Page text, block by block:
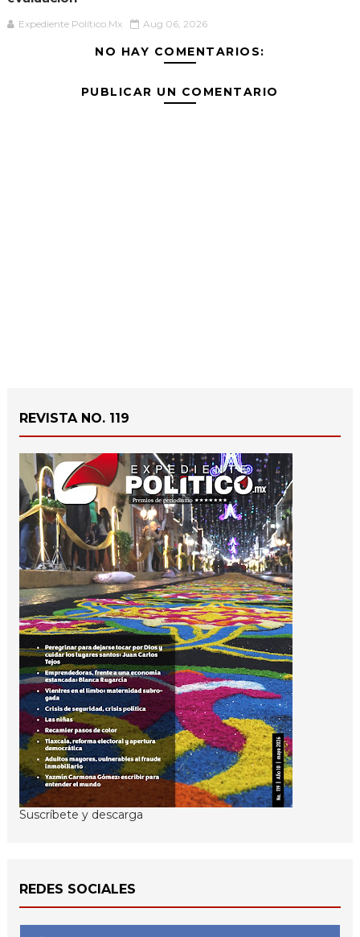
Expediente Político.Mx Aug 06, 2026
NO HAY COMENTARIOS:
PUBLICAR UN COMENTARIO
REVISTA NO. 119
Suscríbete y descarga
REDES SOCIALES